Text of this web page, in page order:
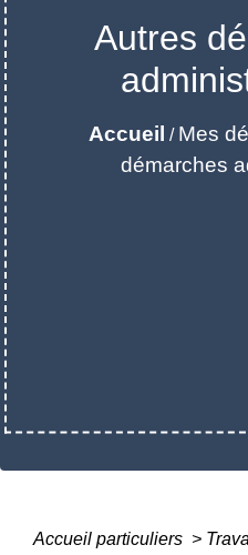
Autres
Accueil / Mes
démarches
Accueil particuliers >